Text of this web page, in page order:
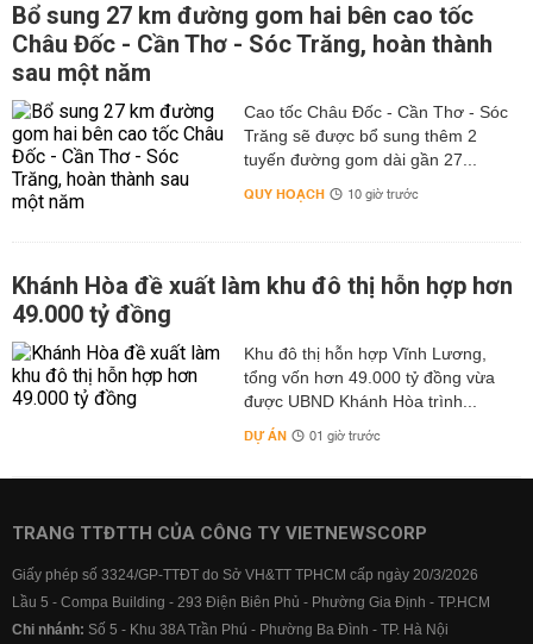
Bổ sung 27 km đường gom hai bên cao tốc
Châu Đốc - Cần Thơ - Sóc Trăng, hoàn thành
sau một năm
Cao tốc Châu Đốc - Cần Thơ - Sóc
Trăng sẽ được bổ sung thêm 2
tuyến đường gom dài gần 27...
QUY HOẠCH 10 giờ trước
Khánh Hòa đề xuất làm khu đô thị hỗn hợp hơn
49.000 tỷ đồng
Khu đô thị hỗn hợp Vĩnh Lương,
tổng vốn hơn 49.000 tỷ đồng vừa
được UBND Khánh Hòa trình...
DỰ ÁN 01 giờ trước
TRANG TTĐTTH CỦA CÔNG TY VIETNEWSCORP
Giấy phép số 3324/GP-TTĐT do Sở VH&TT TPHCM cấp ngày 20/3/2026
Lầu 5 - Compa Building - 293 Điện Biên Phủ - Phường Gia Định - TP.HCM
Chi nhánh: Số 5 - Khu 38A Trần Phú - Phường Ba Đình - TP. Hà Nội